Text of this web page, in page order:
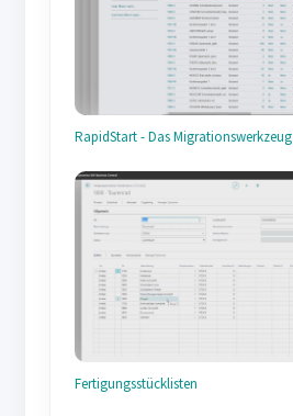
RapidStart - Das Migrationswerkzeug
Fertigungsstücklisten